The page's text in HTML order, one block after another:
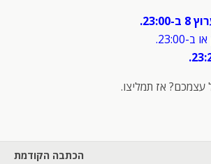
23:00.
אז תמליצו.
הכתבה הקודמת